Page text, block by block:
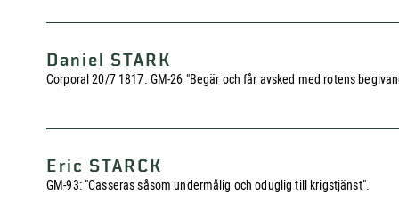
Daniel STARK
Corporal 20/7 1817. GM-26 "Begär och får avsked med rotens
Eric STARCK
GM-93: "Casseras såsom undermålig och oduglig till krigstjänst".